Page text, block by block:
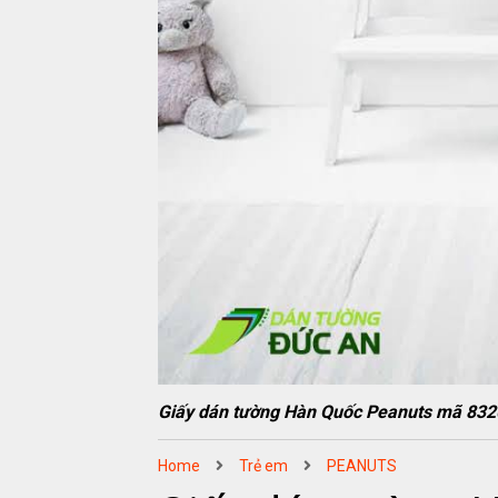
Giấy dán tường Hàn Quốc Peanuts mã
Home Trẻ em PEANUTS